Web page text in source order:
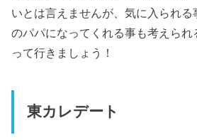
いとは言えませんが、気に入られる
のパパになってくれる事も考えられ
って行きましょう！
東カレデート